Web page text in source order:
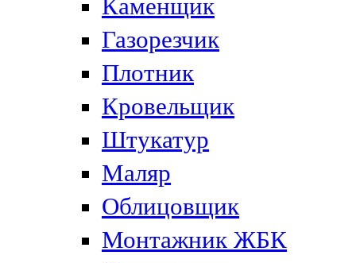
Газорезчик
Плотник
Кровельщик
Штукатур
Маляр
Облицовщик
Монтажник ЖБК